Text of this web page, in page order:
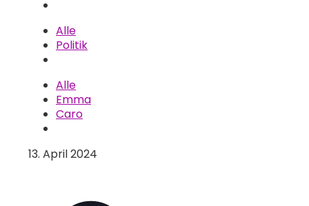
Alle
Politik
Alle
Emma
Caro
13. April 2024